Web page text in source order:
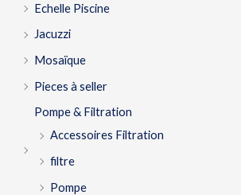
Echelle Piscine
Jacuzzi
Mosaïque
Pieces à seller
Pompe & Filtration
Accessoires Filtration
filtre
Pompe